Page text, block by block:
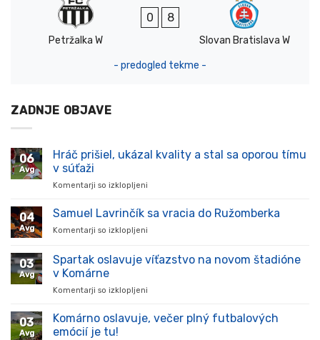
Petržalka W
0 8
Slovan Bratislava W
- predogled tekme -
ZADNJE OBJAVE
06
Avg
Hráč prišiel, ukázal kvality a stal sa oporou tímu
v súťaži
Komentarji so izklopljeni
prišiel,
stal
súťaži
04
Avg
Samuel Lavrinčík sa vracia do Ružomberka
Komentarji so izklopljeni
Lavrinčík
sa
03
Avg
Spartak oslavuje víťazstvo na novom štadióne
v Komárne
Komentarji so izklopljeni
oslavuje
03
Avg
Komárno oslavuje, večer plný futbalových
emócií je tu!